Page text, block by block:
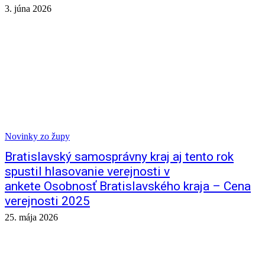
3. júna 2026
Novinky zo župy
Bratislavský samosprávny kraj aj tento rok
spustil hlasovanie verejnosti v
ankete Osobnosť Bratislavského kraja – Cena
verejnosti 2025
25. mája 2026